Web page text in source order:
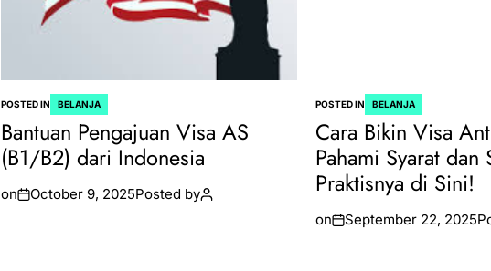
POSTED IN BELANJA
Bantuan Pengajuan Visa AS
(B1/B2) dari Indonesia
on October 9, 2025Posted by
POSTED IN BELANJA
Cara Bikin Visa
Pahami Syarat dan
Praktisnya di Sini!
on September 22, 2025